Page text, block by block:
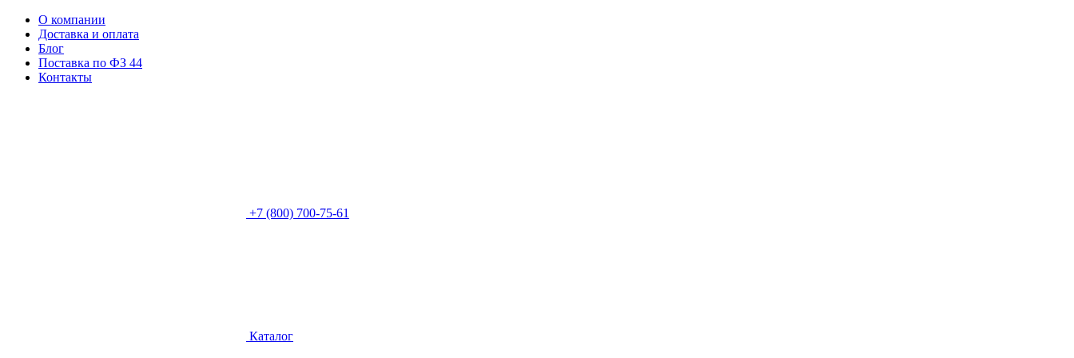
О компании
Доставка и оплата
Блог
Поставка по ФЗ 44
Контакты
+7 (800) 700-75-61
Каталог